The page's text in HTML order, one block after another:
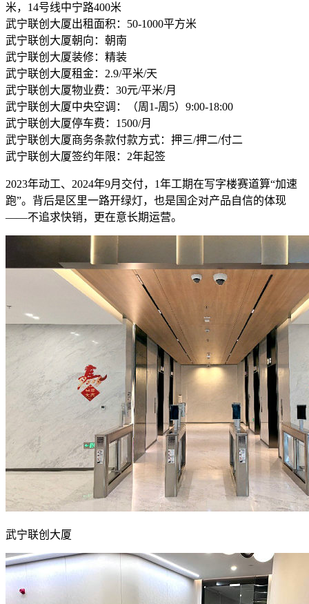
米，14号线中宁路400米
武宁联创大厦出租面积：50-1000平方米
武宁联创大厦朝向：朝南
武宁联创大厦装修：精装
武宁联创大厦租金：2.9/平米/天
武宁联创大厦物业费：30元/平米/月
武宁联创大厦中央空调：（周1-周5）9:00-18:00
武宁联创大厦停车费：1500/月
武宁联创大厦商务条款付款方式：押三/押二/付二
武宁联创大厦签约年限：2年起签
2023年动工、2024年9月交付，1年工期在写字楼赛道算“加速
跑”。背后是区里一路开绿灯，也是国企对产品自信的体现
——不追求快销，更在意长期运营。
武宁联创大厦